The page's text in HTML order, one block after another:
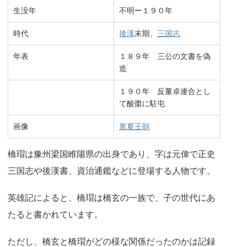
生没年 不明ー１９０年
時代 後漢末期、 三国志
年表
１８９年 三公の文書を偽
造
１９０年 反董卓連合とし
て酸棗に駐屯
画像 亶夏王朝
橋瑁は豫州梁国睢陽県の出身であり、字は元偉で正史
三国志や後漢書、資治通鑑などに登場する人物です。
英雄記によると、橋瑁は橋玄の一族で、子の世代にあ
たると書かれています。
ただし、橋玄と橋瑁がどの様な関係だったのかは記録